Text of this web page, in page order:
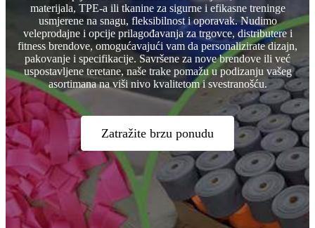
materijala, TPE-a ili tkanine za sigurne i efikasne treninge
usmjerene na snagu, fleksibilnost i oporavak. Nudimo
veleprodajne i opcije prilagođavanja za trgovce, distributere i
fitness brendove, omogućavajući vam da personalizirate dizajn,
pakovanje i specifikacije. Savršene za nove brendove ili već
uspostavljene teretane, naše trake pomažu u podizanju vašeg
asortimana na viši nivo kvalitetom i svestranošću.
Zatražite brzu ponudu